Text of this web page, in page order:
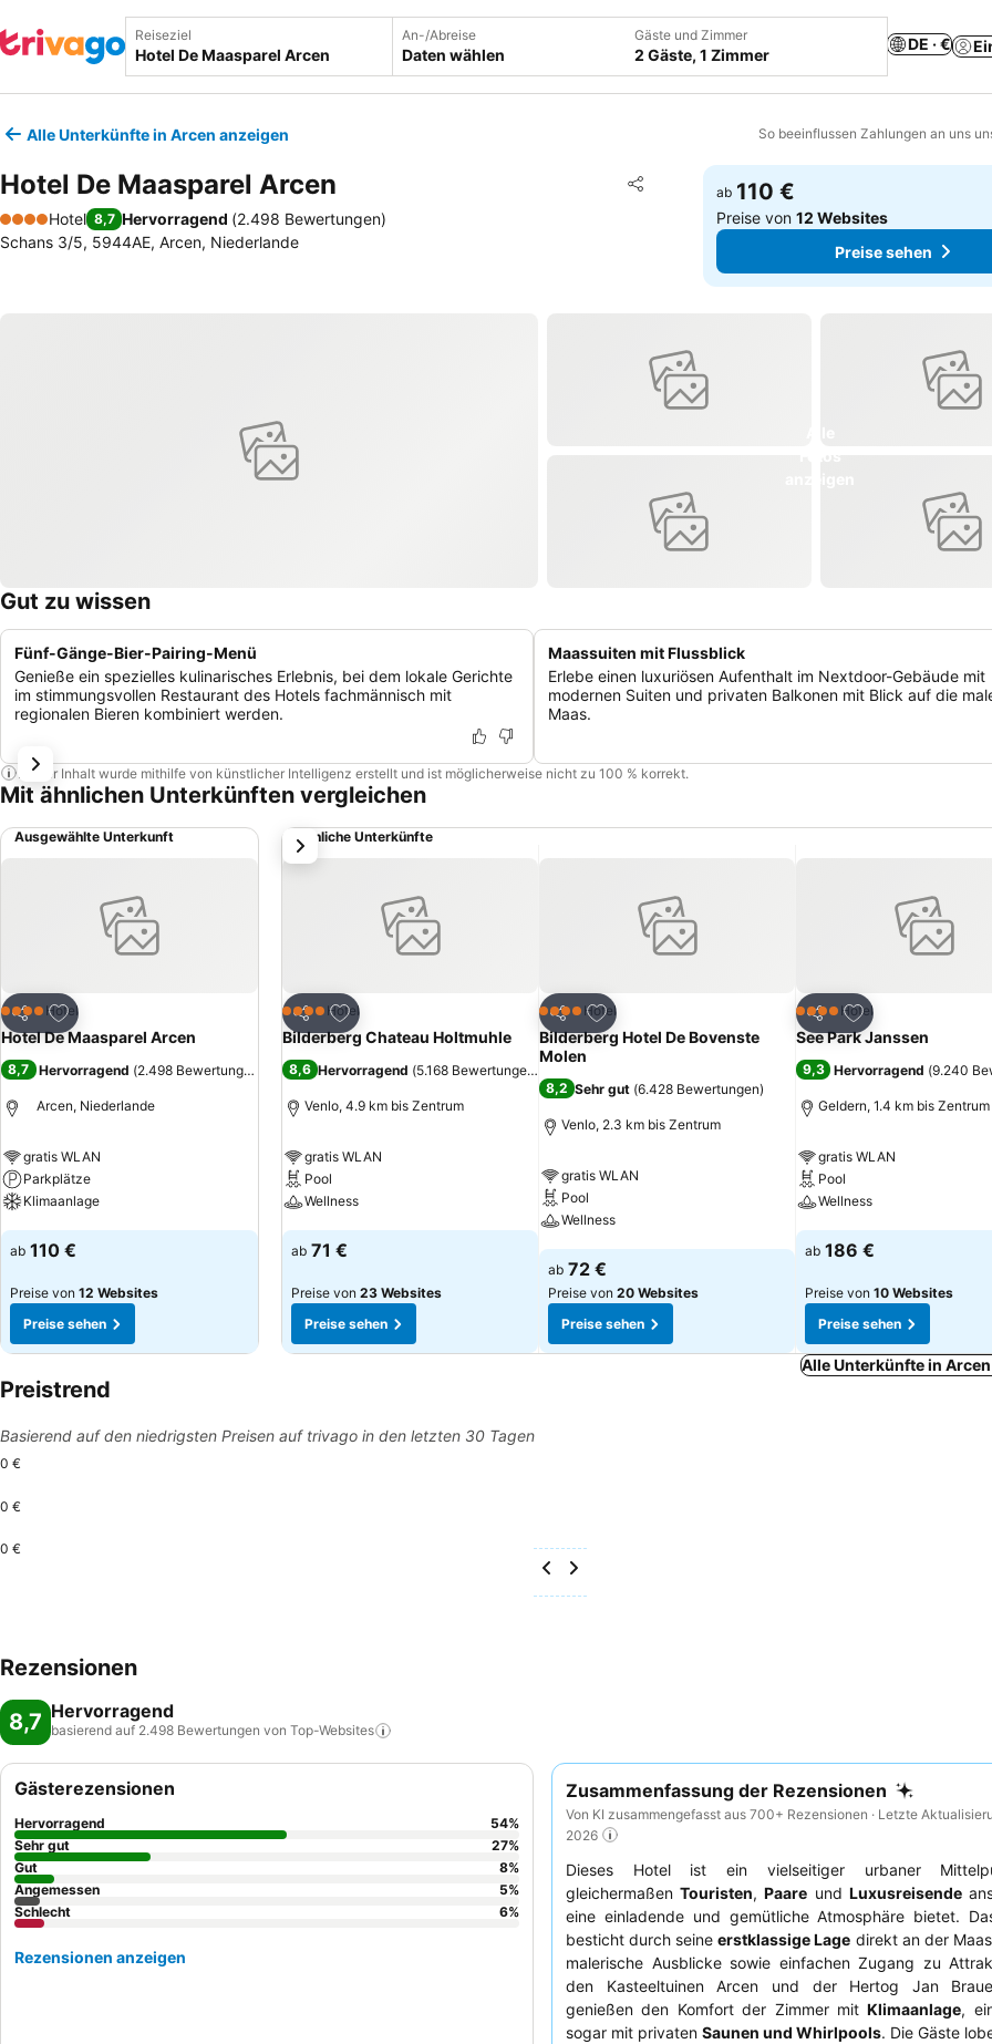
Reiseziel An-/Abreise
Daten wählen
Gäste und Zimmer
2 Gäste, 1 Zimmer
DE · €
Alle Unterkünfte in Arcen anzeigen So beeinflussen Zahlungen an uns
Hotel De Maasparel Arcen Teilen
Zu Favoriten hinzufügen
4 Sterne
Hotel 8,7 Hervorragend (2.498 Bewertungen)
Schans 3/5, 5944AE, Arcen, Niederlande
ab 110 €
Preise von12 Websites
Preise sehen
Gut zu wissen
Fünf-Gänge-Bier-Pairing-Menü
Genieße ein spezielles kulinarisches Erlebnis, bei dem lokale Gerichte
im stimmungsvollen Restaurant des Hotels fachmännisch mit
regionalen Bieren kombiniert werden.
Maassuiten mit Flussblick
Erlebe einen luxuriösen Aufenthalt im Nextdoor-Gebäude mit
modernen Suiten und privaten Balkonen mit Blick auf die
Maas.
Dieser Inhalt wurde mithilfe von künstlicher Intelligenz erstellt und ist möglicherweise nicht zu 100 % korrekt.
Mit ähnlichen Unterkünften vergleichen
Ausgewählte Unterkunft
Teilen
Zu Favoriten hinzufügen
4 SterneHotel
Hotel De Maasparel Arcen
8,7 Hervorragend (2.498 Bewertungen
Arcen, Niederlande
gratis WLAN
Parkplätze
Klimaanlage
Preise sehen
ab 110 €
Preise von 12 Websites
Preise sehen
Ähnliche Unterkünfte
Teilen
Zu Favoriten hinzufügen
4 SterneHotel
Bilderberg Chateau Holtmuhle
8,6 Hervorragend (5.168 Bewertungen)
Venlo, 4.9 km bis Zentrum
gratis WLAN
Pool
Wellness
Preise sehen
ab 71 €
Preise von 23 Websites
Preise sehen
Teilen
Zu Favoriten hinzufügen
4 SterneHotel
Bilderberg Hotel De Bovenste
Molen
8,2 Sehr gut (6.428 Bewertungen)
Venlo, 2.3 km bis Zentrum
gratis WLAN
Pool
Wellness
Preise sehen
ab 72 €
Preise von 20 Websites
Preise sehen
Teilen
Zu Favoriten
4 SterneHotel
See Park Janssen
9,3 Hervorragend (9.240
Geldern, 1.4 km bis Zentrum
gratis WLAN
Pool
Wellness
Preise sehen
ab 186 €
Preise von 10 Websites
Preise sehen
weiter
Alle Unterkünfte in
Preistrend
Basierend auf den niedrigsten Preisen auf trivago in den letzten 30 Tagen
0 €
0 €
0 €
Rezensionen
8,7 Hervorragend
basierend auf 2.498 Bewertungen von Top-Websites
Zusammenfassung der Rezensionen
Von KI zusammengefasst aus 700+ Rezensionen · Letzte
2026
Dieses Hotel ist ein vielseitiger urbaner
gleichermaßenTouristen,Paare und Luxusreisende
eine einladende und gemütliche Atmosphäre bietet.
besticht durch seineerstklassige Lage direkt an der
malerische Ausblicke sowie einfachen Zugang zu
den Kasteeltuinen Arcen und der Hertog Jan
genießen den Komfort der Zimmer mitKlimaanlage,
sogar mit privaten Saunen und Whirlpools. Die Gäste
Gästerezensionen
Hervorragend 54%
Sehr gut
27%
Gut
8%
Angemessen
5%
Schlecht
6%
Rezensionen anzeigen